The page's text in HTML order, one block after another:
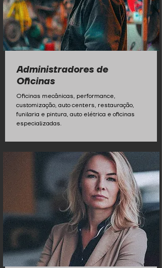
Administradores de
Oficinas
Oficinas mecânicas, performance,
customização, auto centers, restauração,
funilaria e pintura, auto elétrica e oficinas
especializadas.